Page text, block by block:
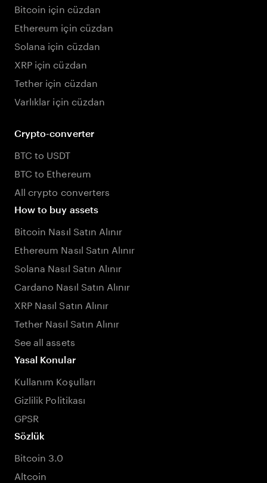
Bitcoin için cüzdan
Ethereum için cüzdan
Solana için cüzdan
XRP için cüzdan
Tether için cüzdan
Varlıklar için cüzdan
Crypto-converter
BTC to USDT
BTC to Ethereum
All crypto converters
How to buy assets
Bitcoin Nasıl Satın Alınır
Ethereum Nasıl Satın Alınır
Solana Nasıl Satın Alınır
Cardano Nasıl Satın Alınır
XRP Nasıl Satın Alınır
Tether Nasıl Satın Alınır
See all assets
Yasal Konular
Kullanım Koşulları
Gizlilik Politikası
GPSR
Sözlük
Bitcoin 3.0
Altcoin